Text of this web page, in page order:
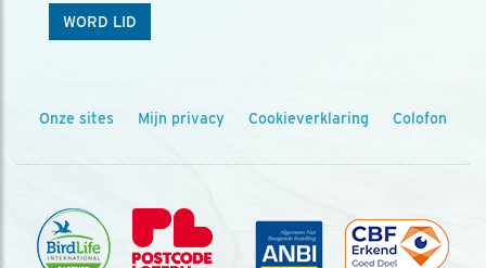
WORD LID
Onze sites Mijn privacy Cookieverklaring Colofon